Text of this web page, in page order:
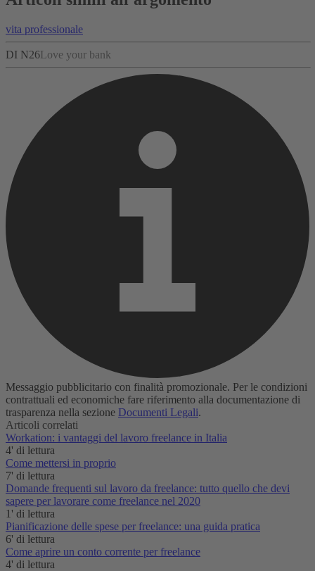
vita professionale
DI N26Love your bank
Messaggio pubblicitario con finalità promozionale. Per le condizioni
contrattuali ed economiche fare riferimento alla documentazione di
trasparenza nella sezione Documenti Legali.
Articoli correlati
Workation:​ i vantaggi del lavoro freelance in Italia
4' di lettura
Come mettersi in proprio
7' di lettura
Domande frequenti sul lavoro da freelance: tutto quello che devi
sapere per lavorare come freelance nel 2020
1' di lettura
Pianificazione delle spese per freelance: una guida pratica
6' di lettura
Come aprire un conto corrente per freelance
4' di lettura